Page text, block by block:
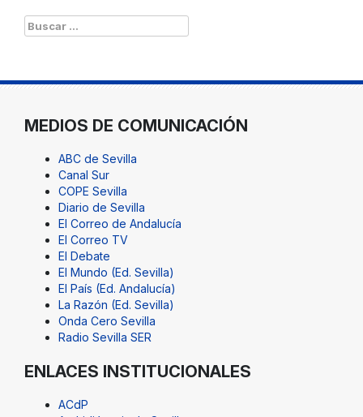
Buscar:
MEDIOS DE COMUNICACIÓN
ABC de Sevilla
Canal Sur
COPE Sevilla
Diario de Sevilla
El Correo de Andalucía
El Correo TV
El Debate
El Mundo (Ed. Sevilla)
El País (Ed. Andalucía)
La Razón (Ed. Sevilla)
Onda Cero Sevilla
Radio Sevilla SER
ENLACES INSTITUCIONALES
ACdP